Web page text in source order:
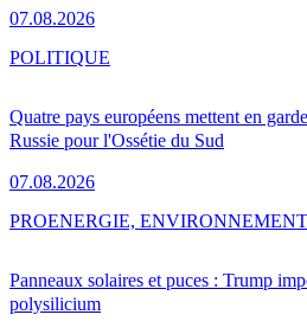
07.08.2026
Quatre pays européens mettent en
Russie pour l'Ossétie du Sud
07.08.2026
POLITIQUE
Panneaux solaires et puces : Trump
polysilicium
PROENERGIE,